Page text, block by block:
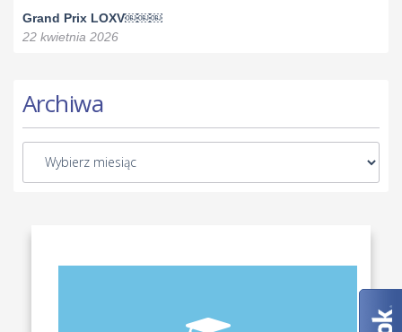
Grand Prix LOXV￼￼￼
22 kwietnia 2026
Archiwa